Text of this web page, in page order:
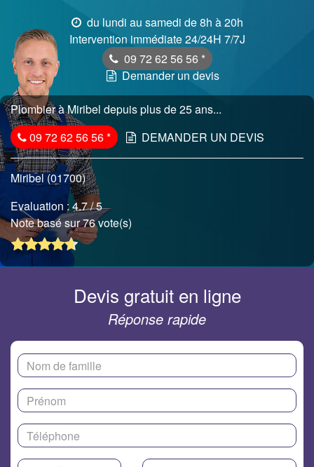
du lundi au samedi de 8h à 20h
Intervention immédiate 24/24H 7/7J
09 72 62 56 56 *
Demander un devis
Plombier à Miribel depuis plus de 25 ans...
09 72 62 56 56* DEMANDER UN DEVIS
Miribel (01700)
Evaluation :4.7/ 5
Note basé sur 76 vote(s)
Devis gratuit en ligne
Réponse rapide